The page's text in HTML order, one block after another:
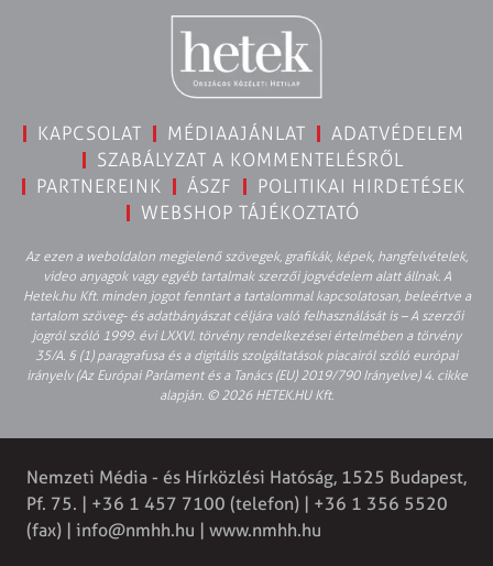
KAPCSOLAT MÉDIAAJÁNLAT
ADATVÉDELEM
SZABÁLYZAT A KOMMENTELÉSRŐL
PARTNEREINK
ÁSZF
POLITIKAI HIRDETÉSEK
WEBSHOP TÁJÉKOZTATÓ
Az ezen a weboldalon megjelenő szövegek, grafikák, képek, hangfelvételek,
video anyagok vagy egyéb tartalmak szerzői jogvédelem alatt állnak. A
Hetek.hu Kft. minden jogot fenntart a tartalommal kapcsolatosan, beleértve a
tartalom szöveg- és adatbányászat céljára való felhasználását is – A szerzői
jogról szóló 1999. évi LXXVI. törvény rendelkezései értelmében a törvény
35/A. § (1) paragrafusa és a digitális szolgáltatások piacairól szóló európai
irányelv (Az Európai Parlament és a Tanács (EU) 2019/790 Irányelve) 4. cikke
alapján. © 2026 HETEK.HU Kft.
Nemzeti Média - és Hírközlési Hatóság, 1525 Budapest,
Pf. 75. | +36 1 457 7100 (telefon) | +36 1 356 5520
(fax) | info@nmhh.hu | www.nmhh.hu